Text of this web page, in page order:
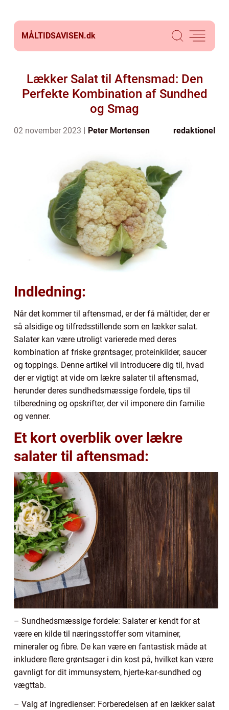
MÅLTIDSAVISEN.dk
Lækker Salat til Aftensmad: Den
Perfekte Kombination af Sundhed
og Smag
02 november 2023 Peter Mortensen redaktionel
Indledning:
Når det kommer til aftensmad, er der få måltider, der er
så alsidige og tilfredsstillende som en lækker salat.
Salater kan være utroligt varierede med deres
kombination af friske grøntsager, proteinkilder, saucer
og toppings. Denne artikel vil introducere dig til, hvad
der er vigtigt at vide om lækre salater til aftensmad,
herunder deres sundhedsmæssige fordele, tips til
tilberedning og opskrifter, der vil imponere din familie
og venner.
Et kort overblik over lækre
salater til aftensmad:
– Sundhedsmæssige fordele: Salater er kendt for at
være en kilde til næringsstoffer som vitaminer,
mineraler og fibre. De kan være en fantastisk måde at
inkludere flere grøntsager i din kost på, hvilket kan være
gavnligt for dit immunsystem, hjerte-kar-sundhed og
vægttab.
– Valg af ingredienser: Forberedelsen af en lækker salat